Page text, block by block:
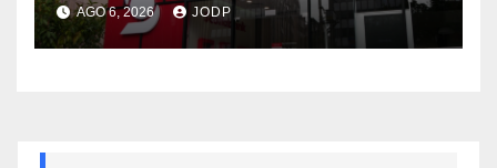
AGO 6, 2026 JODP